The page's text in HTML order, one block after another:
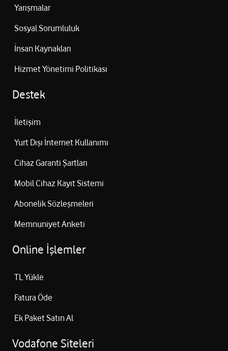
Yarışmalar
Sosyal Sorumluluk
İnsan Kaynakları
Hizmet Yönetimi Politikası
Destek
İletişim
Yurt Dışı İnternet Kullanımı
Cihaz Garanti Şartları
Mobil Cihaz Kayıt Sistemi
Abonelik Sözleşmeleri
Memnuniyet Anketi
Online İşlemler
TL Yükle
Fatura Öde
Ek Paket Satın Al
Vodafone Siteleri